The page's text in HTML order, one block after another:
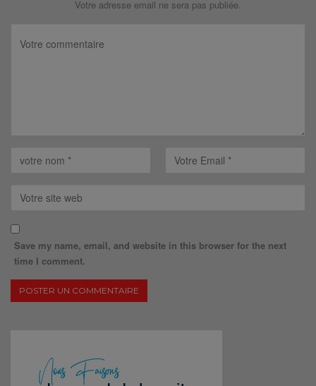
Votre adresse email ne sera pas publiée.
Save my name, email, and website in this browser for the next
time I comment.